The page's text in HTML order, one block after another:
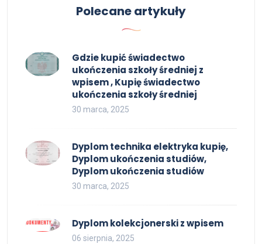
Polecane artykuły
Gdzie kupić świadectwo
ukończenia szkoły średniej z
wpisem , Kupię świadectwo
ukończenia szkoły średniej
30 marca, 2025
Dyplom technika elektryka kupię,
Dyplom ukończenia studiów,
Dyplom ukończenia studiów
30 marca, 2025
Dyplom kolekcjonerski z wpisem
06 sierpnia, 2025